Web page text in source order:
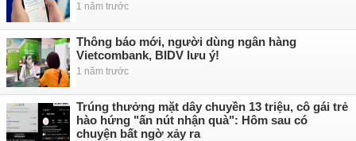
1 năm trước
Thông báo mới, người dùng ngân hàng
Vietcombank, BIDV lưu ý!
1 năm trước
Trúng thưởng mặt dây chuyền 13 triệu, cô gái trẻ
hào hứng "ấn nút nhận quà": Hôm sau có
chuyện bất ngờ xảy ra